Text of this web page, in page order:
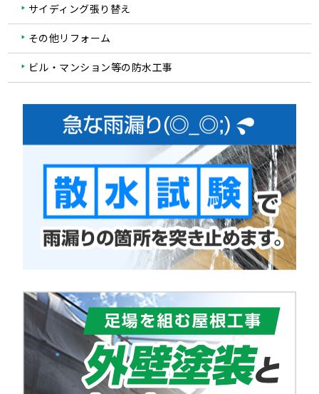
サイディング張り替え
その他リフォーム
ビル・マンション等の防水工事